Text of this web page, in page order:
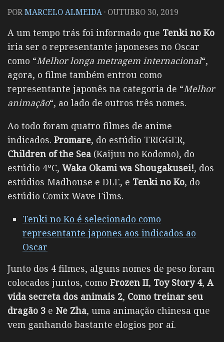
PORMARCELO ALMEIDA · OUTUBRO 30, 2019
A um tempo trás foi informado que Tenki no Ko
iria ser o representante japoneses no Oscar
como “Melhor longa metragem internacional“,
agora, o filme também entrou como
representante japonês na categoria de “Melhor
animação“, ao lado de outros três nomes.
Ao todo foram quatro filmes de anime
indicados. Promare, do estúdio TRIGGER,
Children of the Sea (Kaijuu no Kodomo), do
estúdio 4ºC, Waka Okami wa Shougakusei!, dos
estúdios Madhouse e DLE, e Tenki no Ko, do
estúdio Comix Wave Films.
Tenki no Ko é selecionado como
representante japones aos indicados ao
Oscar
Junto dos 4 filmes, alguns nomes de peso foram
colocados juntos, como Frozen II, Toy Story 4, A
vida secreta dos animais 2, Como treinar seu
dragão 3 e Ne Zha, uma animação chinesa que
vem ganhando bastante elogios por aí.